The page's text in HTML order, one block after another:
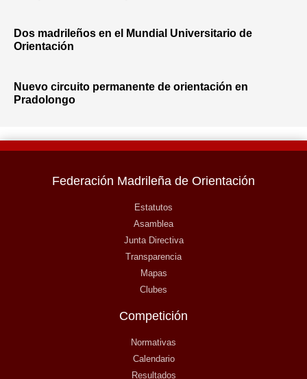
Dos madrileños en el Mundial Universitario de
Orientación
Nuevo circuito permanente de orientación en
Pradolongo
Federación Madrileña de Orientación
Estatutos
Asamblea
Junta Directiva
Transparencia
Mapas
Clubes
Competición
Normativas
Calendario
Resultados